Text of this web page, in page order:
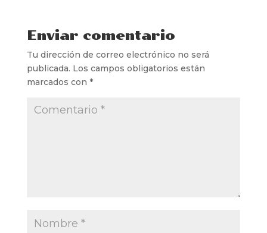
Enviar comentario
Tu dirección de correo electrónico no será
publicada. Los campos obligatorios están
marcados con *